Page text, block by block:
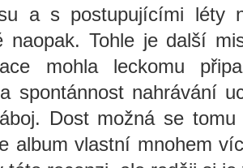
a s postupujícími léty
naopak. Tohle je další
mohla leckomu
spontánnost nahrávání
Dost možná se
album vlastní mnohem